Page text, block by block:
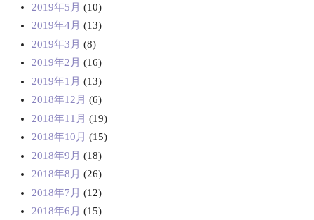
2019年5月 (10)
2019年4月 (13)
2019年3月 (8)
2019年2月 (16)
2019年1月 (13)
2018年12月 (6)
2018年11月 (19)
2018年10月 (15)
2018年9月 (18)
2018年8月 (26)
2018年7月 (12)
2018年6月 (15)